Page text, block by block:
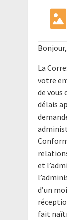
Bonjour,
La
votre
de vous
délais
et
d’un
fait